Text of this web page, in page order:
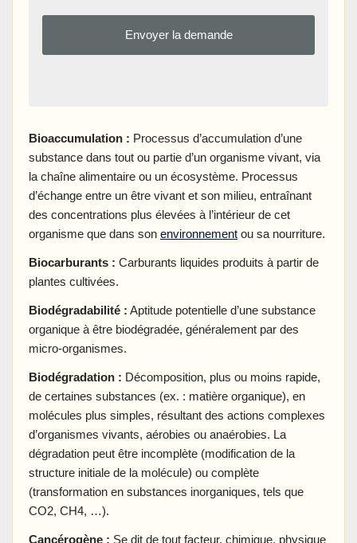
Bioaccumulation : Processus d’accumulation d’une
substance dans tout ou partie d’un organisme vivant, via
la chaîne alimentaire ou un écosystème. Processus
d’échange entre un être vivant et son milieu, entraînant
des concentrations plus élevées à l’intérieur de cet
organisme que dans son environnement ou sa nourriture.
Biocarburants : Carburants liquides produits à partir de
plantes cultivées.
Biodégradabilité : Aptitude potentielle d’une substance
organique à être biodégradée, généralement par des
micro-organismes.
Biodégradation : Décomposition, plus ou moins rapide,
de certaines substances (ex. : matière organique), en
molécules plus simples, résultant des actions complexes
d’organismes vivants, aérobies ou anaérobies. La
dégradation peut être incomplète (modification de la
structure initiale de la molécule) ou complète
(transformation en substances inorganiques, tels que
CO2, CH4, …).
Cancérogène : Se dit de tout facteur, chimique, physique